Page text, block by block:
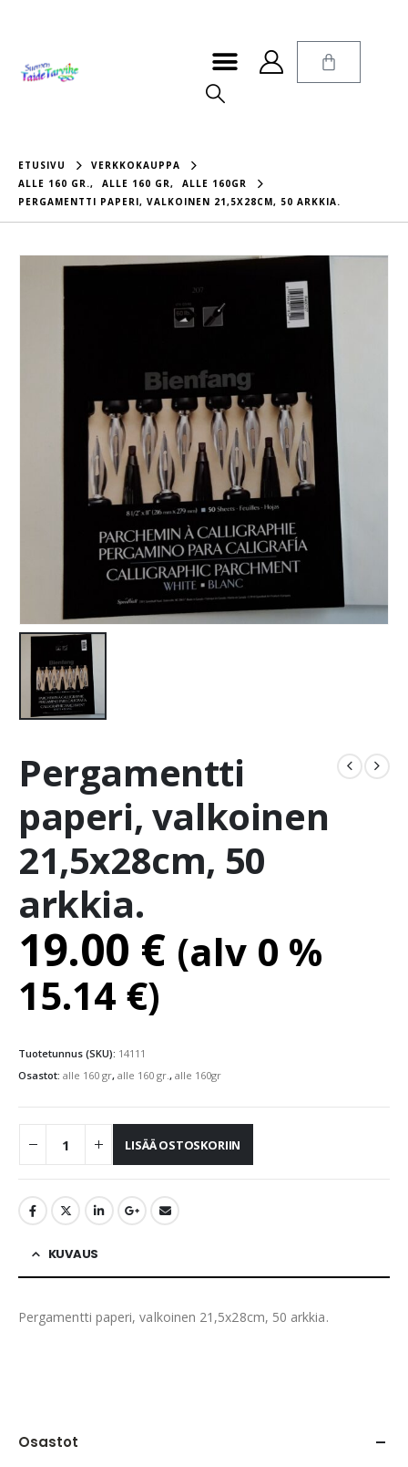
ETUSIVU
VERKKOKAUPPA
ALLE 160 GR., ALLE 160 GR,
ALLE 160GR
PERGAMENTTI PAPERI, VALKOINEN 21,5X28CM, 50 ARKKIA.
Pergamentti
paperi, valkoinen
21,5x28cm, 50
arkkia.
19.00 € (alv 0 %
15.14 €)
Tuotetunnus (SKU): 14111
Osastot: alle 160 gr, alle 160 gr., alle 160gr
LISÄÄ OSTOSKORIIN
KUVAUS
Pergamentti paperi, valkoinen 21,5x28cm, 50 arkkia.
Osastot